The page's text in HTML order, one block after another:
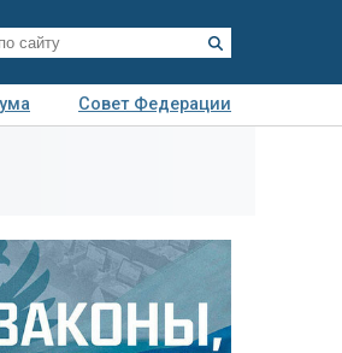
Совет Федерации